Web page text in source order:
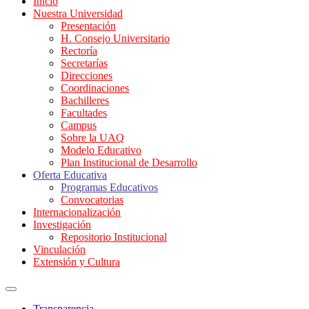
Nuestra Universidad
Presentación
H. Consejo Universitario
Rectoría
Secretarías
Direcciones
Coordinaciones
Bachilleres
Facultades
Campus
Sobre la UAQ
Modelo Educativo
Plan Institucional de Desarrollo
Oferta Educativa
Programas Educativos
Convocatorias
Internacionalización
Investigación
Repositorio Institucional
Vinculación
Extensión y Cultura